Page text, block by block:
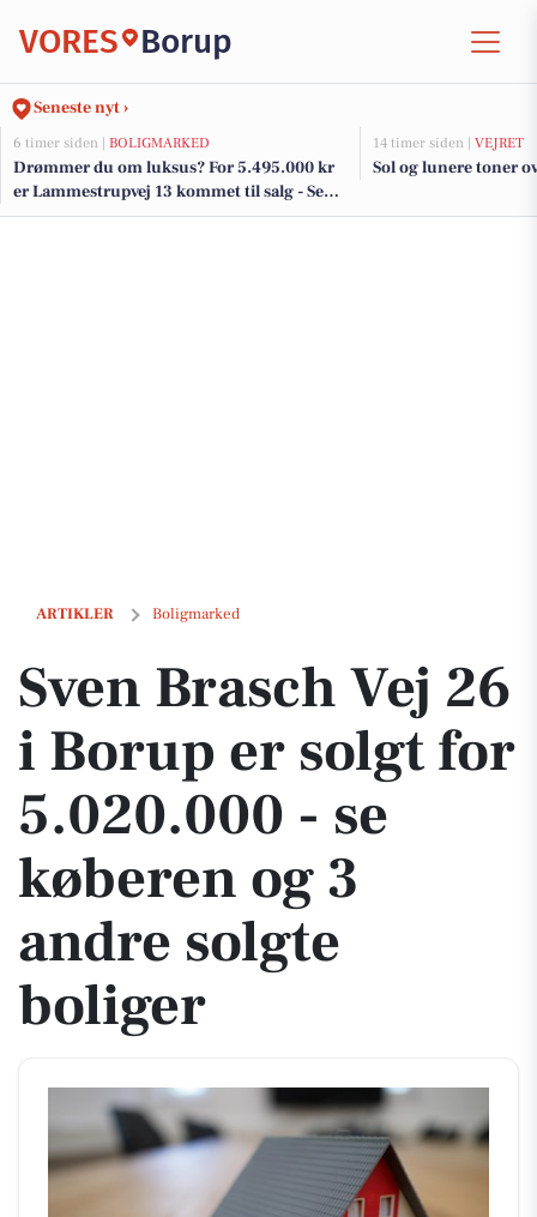
VORES Borup
Seneste nyt ›
6 timer siden | BOLIGMARKED
Drømmer du om luksus? For 5.495.000 kr
er Lammestrupvej 13 kommet til salg - Se
den og de dyreste boliger til salg her
14 timer siden | VEJRET
Sol og lunere toner
ARTIKLER Boligmarked
Sven Brasch Vej 26 i Borup er solgt for 5.020.000 - se køberen og 3
Sven Brasch Vej 26
i Borup er solgt for
5.020.000 - se
køberen og 3
andre solgte
boliger